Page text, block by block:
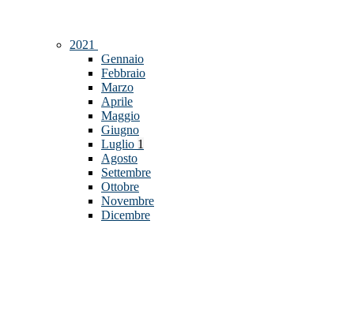
2021
Gennaio
Febbraio
Marzo
Aprile
Maggio
Giugno
Luglio 1
Agosto
Settembre
Ottobre
Novembre
Dicembre